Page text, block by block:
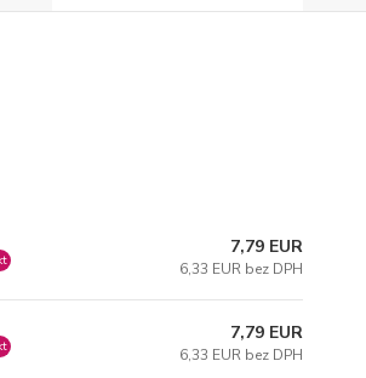
7,79 EUR
6,33 EUR bez DPH
7,79 EUR
6,33 EUR bez DPH